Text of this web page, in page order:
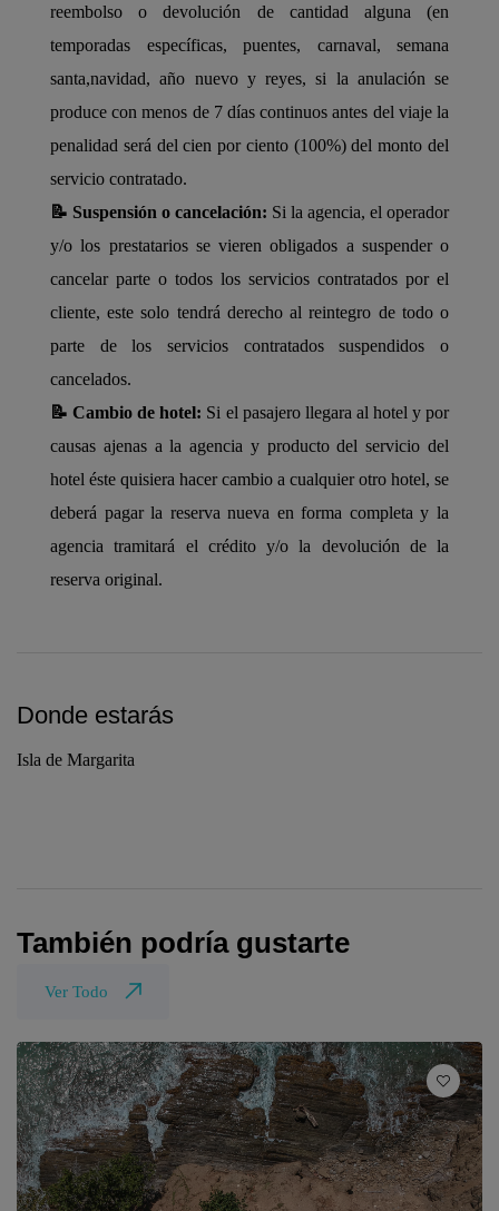
reembolso o devolución de cantidad alguna (en
temporadas específicas, puentes, carnaval, semana
santa,navidad, año nuevo y reyes, si la anulación se
produce con menos de 7 días continuos antes del viaje la
penalidad será del cien por ciento (100%) del monto del
servicio contratado.
📝 Suspensión o cancelación: Si la agencia, el operador
y/o los prestatarios se vieren obligados a suspender o
cancelar parte o todos los servicios contratados por el
cliente, este solo tendrá derecho al reintegro de todo o
parte de los servicios contratados suspendidos o
cancelados.
📝 Cambio de hotel: Si el pasajero llegara al hotel y por
causas ajenas a la agencia y producto del servicio del
hotel éste quisiera hacer cambio a cualquier otro hotel, se
deberá pagar la reserva nueva en forma completa y la
agencia tramitará el crédito y/o la devolución de la
reserva original.
Donde estarás
Isla de Margarita
También podría gustarte
Ver Todo